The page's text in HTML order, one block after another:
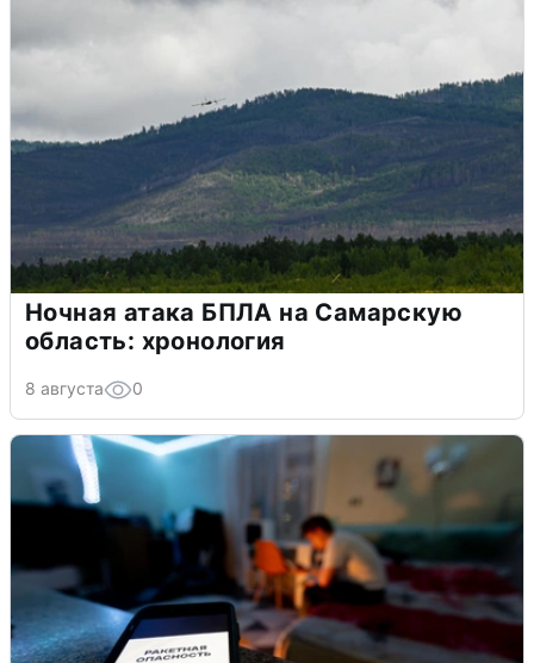
Ночная атака БПЛА на Самарскую
область: хронология
8 августа 0